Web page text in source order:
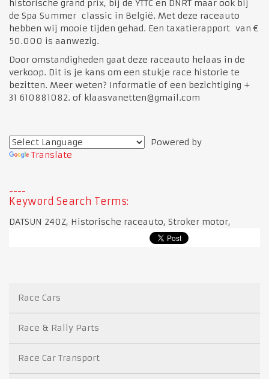
historische grand prix, bij de YTTC en DNRT maar ook bij
de Spa Summer classic in België. Met deze raceauto
hebben wij mooie tijden gehad. Een taxatierapport van €
50.000 is aanwezig.
Door omstandigheden gaat deze raceauto helaas in de
verkoop. Dit is je kans om een stukje race historie te
bezitten. Meer weten? Informatie of een bezichtiging +
31 610881082. of klaasvanetten@gmail.com
Powered by
Translate
Keyword Search Terms:
DATSUN 240Z, Historische raceauto, Stroker motor,
Race Cars
Race & Rally Parts
Race Car Transport